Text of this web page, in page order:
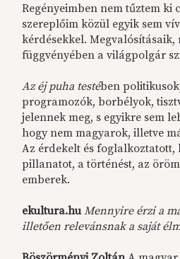
Regényeimben nem tűztem ki
szereplőim közül egyik sem
kérdésekkel. Megvalósításaik,
függvényében a világpolgár
Az éj puha testében
programozók, borbélyok,
jelennek meg, s egyikre sem
hogy nem magyarok, illetve
Az érdekelt és foglalkoztatott,
pillanatot, a történést, az
emberek.
ekultura.huMennyire érzi a
illetően relevánsnak a saját